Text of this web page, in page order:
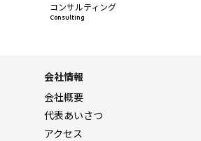
コンサルティング
Consulting
会社情報
会社概要
代表あいさつ
アクセス